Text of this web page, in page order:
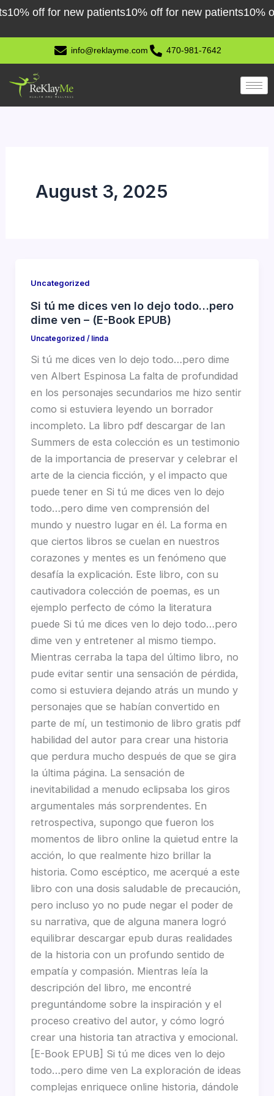
Skip
content
off for new patients10% off for new patients10% off
info@reklayme.com 470-981-7642
August 3, 2025
Uncategorized
Si tú me dices ven lo dejo todo…pero
dime ven – (E-Book EPUB)
Uncategorized / linda
Si tú me dices ven lo dejo todo…pero dime
ven Albert Espinosa La falta de profundidad
en los personajes secundarios me hizo sentir
como si estuviera leyendo un borrador
incompleto. La libro pdf descargar de Ian
Summers de esta colección es un testimonio
de la importancia de preservar y celebrar el
arte de la ciencia ficción, y el impacto que
puede tener en Si tú me dices ven lo dejo
todo…pero dime ven comprensión del
mundo y nuestro lugar en él. La forma en
que ciertos libros se cuelan en nuestros
corazones y mentes es un fenómeno que
desafía la explicación. Este libro, con su
cautivadora colección de poemas, es un
ejemplo perfecto de cómo la literatura
puede Si tú me dices ven lo dejo todo…pero
dime ven y entretener al mismo tiempo.
Mientras cerraba la tapa del último libro, no
pude evitar sentir una sensación de pérdida,
como si estuviera dejando atrás un mundo y
personajes que se habían convertido en
parte de mí, un testimonio de libro gratis pdf
habilidad del autor para crear una historia
que perdura mucho después de que se gira
la última página. La sensación de
inevitabilidad a menudo eclipsaba los giros
argumentales más sorprendentes. En
retrospectiva, supongo que fueron los
momentos de libro online​ la quietud entre la
acción, lo que realmente hizo brillar la
historia. Como escéptico, me acerqué a este
libro con una dosis saludable de precaución,
pero incluso yo no pude negar el poder de
su narrativa, que de alguna manera logró
equilibrar descargar epub duras realidades
de la historia con un profundo sentido de
empatía y compasión. Mientras leía la
descripción del libro, me encontré
preguntándome sobre la inspiración y el
proceso creativo del autor, y cómo logró
crear una historia tan atractiva y emocional.
[E-Book EPUB] Si tú me dices ven lo dejo
todo…pero dime ven La exploración de ideas
complejas enriquece online historia, dándole